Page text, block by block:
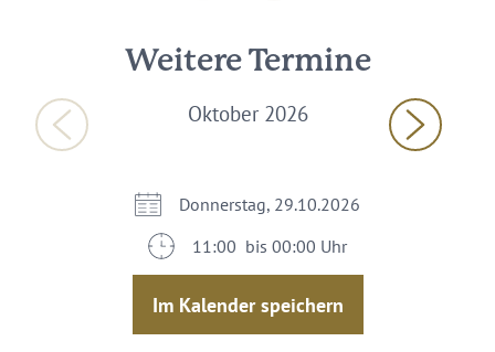
Weitere Termine
Oktober 2026
Donnerstag, 29.10.2026
11:00 bis 00:00 Uhr
Im Kalender speichern